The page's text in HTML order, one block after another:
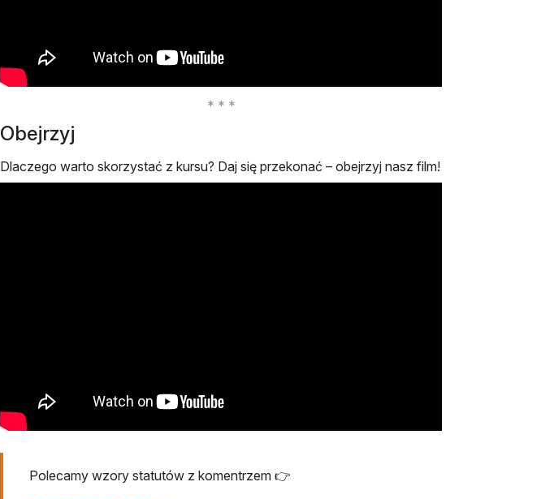
Obejrzyj
Dlaczego warto skorzystać z kursu? Daj się przekonać – obejrzyj nasz film!
Polecamy wzory statutów z komentrzem 👉